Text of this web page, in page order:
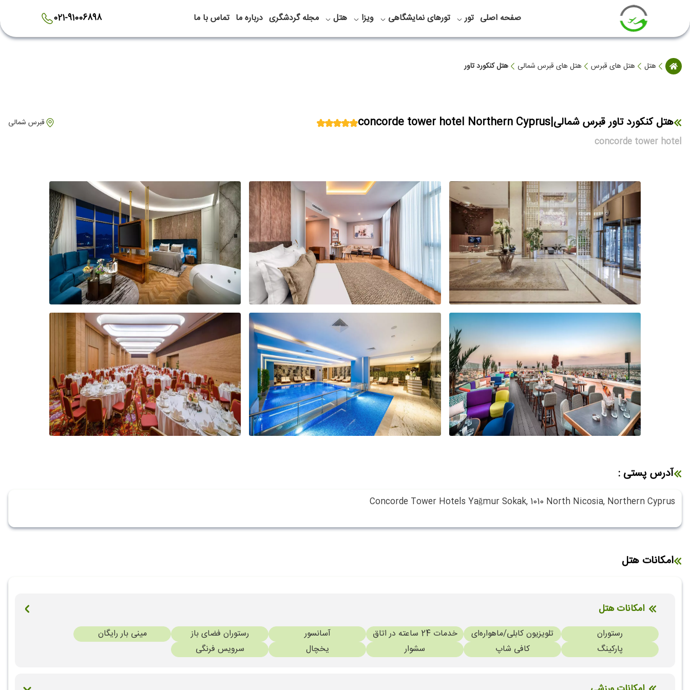
صفحه اصلی تور تورهای نمایشگاهی ویزا هتل مجله گردشگری درباره ما تماس با ما 021-91006898
هتل هتل های قبرس هتل های قبرس شمالی هتل کنکورد تاور
هتل کنکورد تاور قبرس شمالی|concorde tower hotel Northern Cyprus
concorde tower hotel
قبرس شمالی
آدرس پستی :
Concorde Tower Hotels Yağmur Sokak, 1010 North Nicosia, Northern Cyprus
امکانات هتل
امکانات هتل
رستوران تلویزیون کابلی/ماهواره‌ای خدمات 24 ساعته در اتاق آسانسور رستوران فضای باز
مینی بار رایگان
پارکینگ
کافی شاپ سشوار یخچال سرویس فرنگی